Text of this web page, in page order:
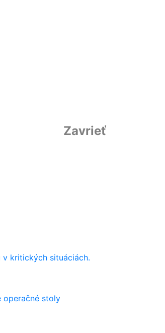
Zavrieť
v kritických situáciách.
operačné stoly